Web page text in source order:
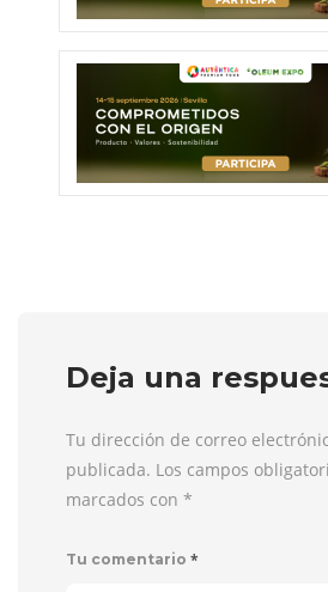
Deja una
Tu dirección de correo
publicada. Los campos
marcados con *
Tu comentario *